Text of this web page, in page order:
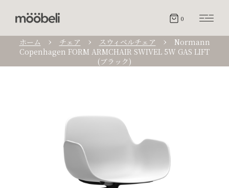
0
ホーム チェア スウィベルチェア
Normann
Copenhagen FORM ARMCHAIR SWIVEL 5W GAS LIFT
(ブラック)